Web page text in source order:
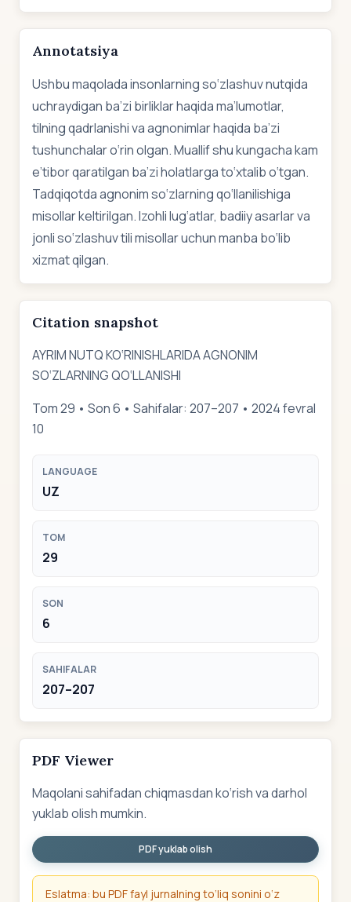
Annotatsiya
Ushbu maqolada insonlarning so‘zlashuv nutqida
uchraydigan ba’zi birliklar haqida ma’lumotlar,
tilning qadrlanishi va agnonimlar haqida ba’zi
tushunchalar o‘rin olgan. Muallif shu kungacha kam
e’tibor qaratilgan ba’zi holatlarga to‘xtalib o‘tgan.
Tadqiqotda agnonim so‘zlarning qo‘llanilishiga
misollar keltirilgan. Izohli lug‘atlar, badiiy asarlar va
jonli so‘zlashuv tili misollar uchun manba bo‘lib
xizmat qilgan.
Citation snapshot
AYRIM NUTQ KO‘RINISHLARIDA AGNONIM
SO‘ZLARNING QO‘LLANISHI
Tom 29 • Son 6 • Sahifalar: 207–207 • 2024 fevral
10
LANGUAGE
UZ
TOM
29
SON
6
SAHIFALAR
207–207
PDF Viewer
Maqolani sahifadan chiqmasdan ko‘rish va darhol
yuklab olish mumkin.
PDF yuklab olish
Eslatma: bu PDF fayl jurnalning to‘liq sonini o‘z